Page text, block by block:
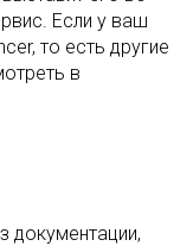
Если у ваш
то есть другие
в
документации,